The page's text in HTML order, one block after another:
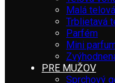
Malá
Trblietavá
Parfém
Mini
PRE MUŽOV
Sprchový